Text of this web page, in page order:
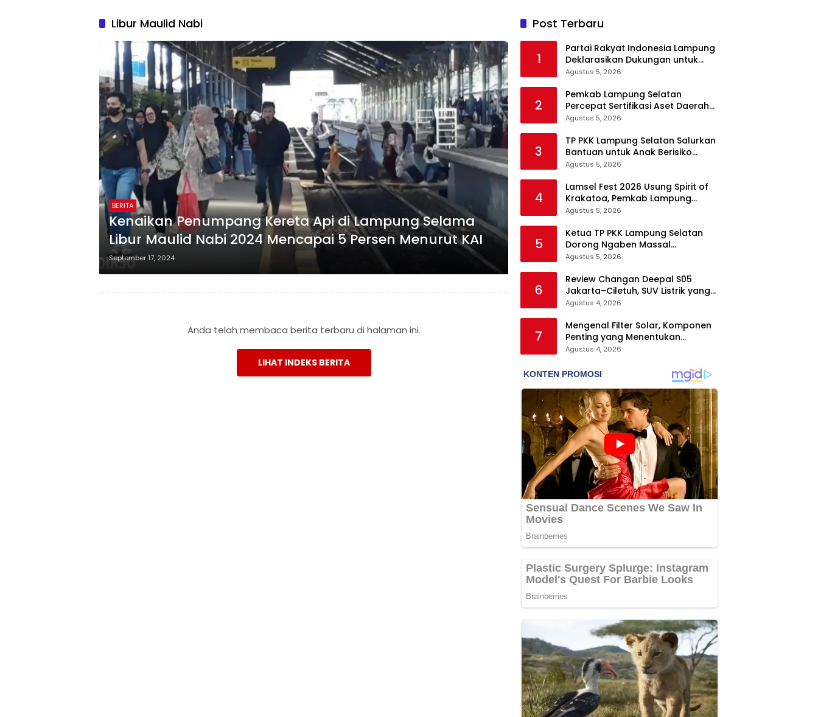
Libur Maulid Nabi
BERITA
Kenaikan Penumpang Kereta Api di Lampung Selama
Libur Maulid Nabi 2024 Mencapai 5 Persen Menurut KAI
September 17, 2024
Anda telah membaca berita terbaru di halaman ini.
LIHAT INDEKS BERITA
Post Terbaru
1
Partai Rakyat Indonesia Lampung
Deklarasikan Dukungan untuk
Prabowo di Pilpres 2029
Agustus 5, 2026
2
Pemkab Lampung Selatan
Percepat Sertifikasi Aset Daerah
Lewat Sinergi dengan Kantor
Agustus 5, 2026
3
TP PKK Lampung Selatan Salurkan
Bantuan untuk Anak Berisiko
Stunting di Sidomulyo
Agustus 5, 2026
4
Lamsel Fest 2026 Usung Spirit of
Krakatoa, Pemkab Lampung
Selatan Siapkan Festival Lebih
Agustus 5, 2026
5
Ketua TP PKK Lampung Selatan
Dorong Ngaben Massal
Balinuraga Jadi Ikon Wisata
Agustus 5, 2026
6
Review Changan Deepal S05
Jakarta–Ciletuh, SUV Listrik yang
Nyaman dan Fun to Drive
Agustus 4, 2026
7
Mengenal Filter Solar, Komponen
Penting yang Menentukan
Keawetan Mesin Diesel
Agustus 4, 2026